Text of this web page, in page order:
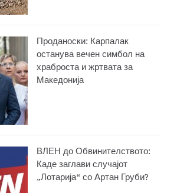
Проданоски: Карпалак
останува вечен симбол на
храброста и жртвата за
Македонија
ВЛЕН до Обвинителството:
Каде заглави случајот
„Лотарија“ со Артан Груби?